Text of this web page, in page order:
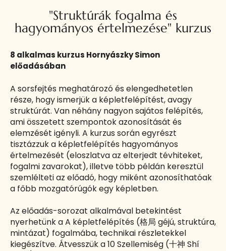
"Struktúrák fogalma és
hagyományos értelmezése" kurzus
8 alkalmas kurzus Hornyászky Simon
előadásában
A sorsfejtés meghatározó és elengedhetetlen
része, hogy ismerjük a képletfelépítést, avagy
struktúrát. Van néhány nagyon sajátos felépítés,
ami összetett szempontok azonosítását és
elemzését igényli. A kurzus során egyrészt
tisztázzuk a képletfelépítés hagyományos
értelmezését (eloszlatva az elterjedt tévhiteket,
fogalmi zavarokat), illetve több példán keresztül
szemlélteti az előadó, hogy miként azonosíthatóak
a főbb mozgatórúgók egy képletben.
Az előadás-sorozat alkalmával betekintést
nyerhetünk a A képletfelépítés (格局 géjú, struktúra,
mintázat) fogalmába, technikai részletekkel
kiegészítve. Átvesszük a 10 Szellemiség (十神 Shí